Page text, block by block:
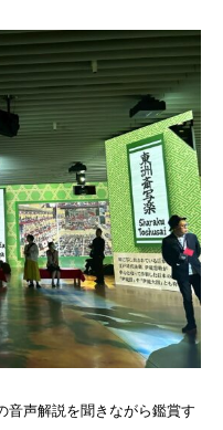
音声解説を聞きながら鑑賞す